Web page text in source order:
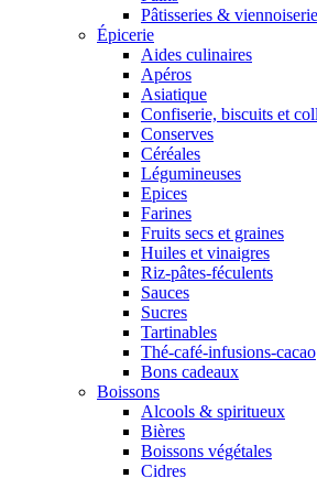
Pâtisseries &
Épicerie
Aides culinaires
Apéros
Asiatique
Confiserie, biscuits et
Conserves
Céréales
Légumineuses
Epices
Farines
Fruits secs et graines
Huiles et vinaigres
Riz-pâtes-féculents
Sauces
Sucres
Tartinables
Thé-café-infusions-cacao
Bons cadeaux
Boissons
Alcools & spiritueux
Bières
Boissons végétales
Cidres